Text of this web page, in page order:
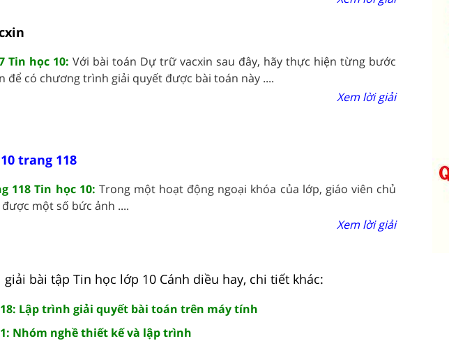
Tin học 10: Với bài toán Dự trữ vacxin sau đây, hãy thực hiện từng bước
để có chương trình giải quyết được bài toán này ....
Xem lời giải
trang 118
118 Tin học 10: Trong một hoạt động ngoại khóa của lớp, giáo viên chủ
một số bức ảnh ....
Xem lời giải
bài tập Tin học lớp 10 Cánh diều hay, chi tiết khác:
18: Lập trình giải quyết bài toán trên máy tính
Nhóm nghề thiết kế và lập trình